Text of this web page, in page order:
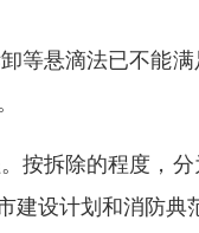
等悬滴法已不能
按拆除的程度，
设计划和消防典